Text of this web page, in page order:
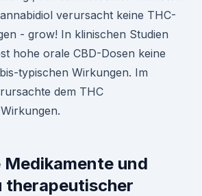
verursacht keine THC-
- grow! In klinischen Studien
hohe orale CBD-Dosen keine
typischen Wirkungen. Im
dem THC
Medikamente und
therapeutischer